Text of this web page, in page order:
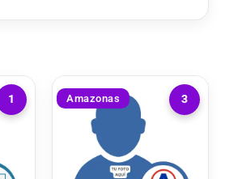
1 3
Amazonas